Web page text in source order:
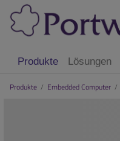
Produkte Lösungen
Produkte / Embedded Computer /